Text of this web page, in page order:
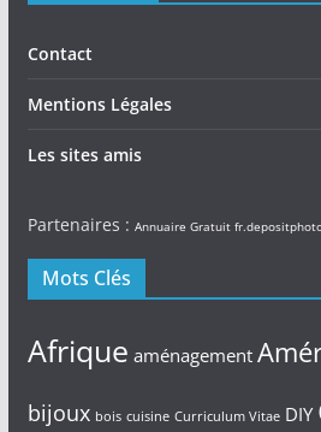
Contact
Mentions Légales
Les sites amis
Partenaires : Annuaire Gratuit
Mots Clés
Afrique aménagement
bijoux bois cuisine Curriculum Vitae DIY